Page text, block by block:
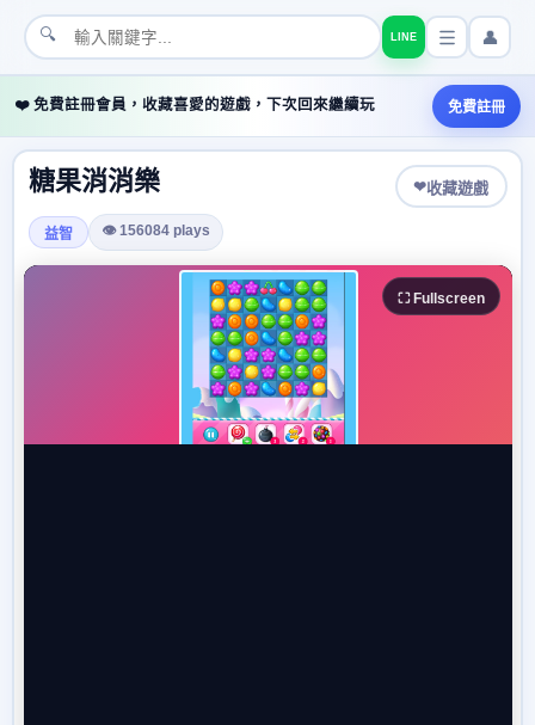
🔍 LINE 👤
❤️ 免費註冊會員，收藏喜愛的遊戲，下次回來繼續玩 免費註冊
糖果消消樂 ❤收藏遊戲
益智 👁 156084 plays
⛶ Fullscreen